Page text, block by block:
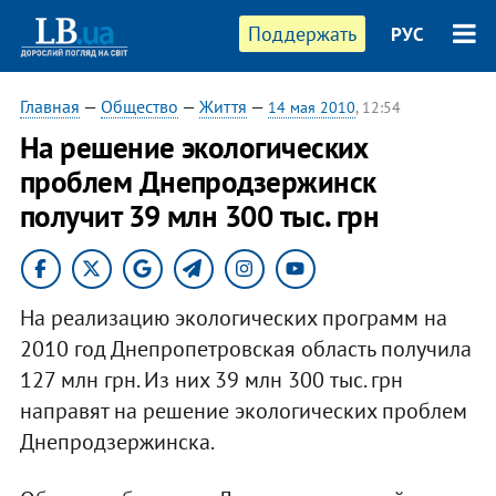
Поддержать РУС
Главная — Общество — Життя — 14 мая 2010, 12:54
На решение экологических
проблем Днепродзержинск
получит 39 млн 300 тыс. грн
На реализацию экологических программ на
2010 год Днепропетровская область получила
127 млн грн. Из них 39 млн 300 тыс. грн
направят на решение экологических проблем
Днепродзержинска.